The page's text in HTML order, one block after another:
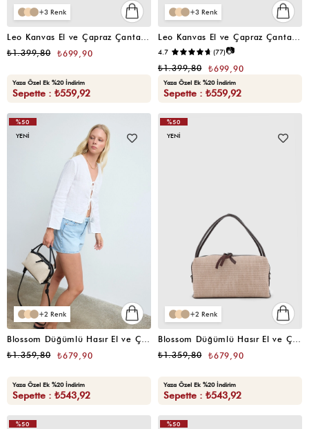
3
₺699,90
₺1.399,80
Yaza Özel Ek %20 İndirim
Sepette : ₺559,92
3
4.7 (77)📷
₺699,90
₺1.399,80
Yaza Özel Ek %20 İndirim
Sepette : ₺559,92
2
Blossom Düğümlü Hasır El ve Çapraz Kadın Çanta Krem
₺679,90
₺1.359,80
Yaza Özel Ek %20 İndirim
Sepette : ₺543,92
%50
YENI
2
Blossom Düğümlü Hasır El ve Çapraz Kadın Çanta Vizon
₺679,90
₺1.359,80
Yaza Özel Ek %20 İndirim
Sepette : ₺543,92
%50
YENI
%50 %50